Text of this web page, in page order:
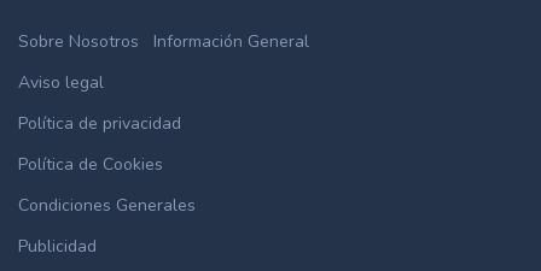
Sobre Nosotros
Información General
Aviso legal
Política de privacidad
Política de Cookies
Condiciones Generales
Publicidad